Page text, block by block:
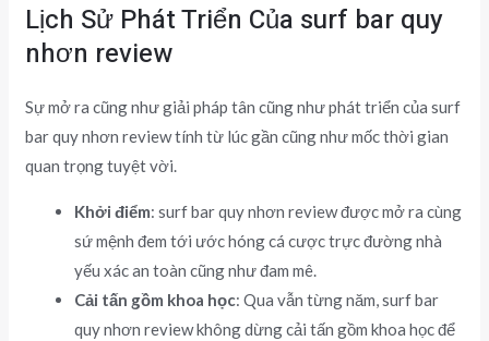
Lịch Sử Phát Triển Của surf bar quy
nhơn review
Sự mở ra cũng như giải pháp tân cũng như phát triển của surf
bar quy nhơn review tính từ lúc gần cũng như mốc thời gian
quan trọng tuyệt vời.
Khởi điểm: surf bar quy nhơn review được mở ra cùng
sứ mệnh đem tới ước hóng cá cược trực đường nhà
yếu xác an toàn cũng như đam mê.
Cải tấn gồm khoa học: Qua vẫn từng năm, surf bar
quy nhơn review không dừng cải tấn gồm khoa học để